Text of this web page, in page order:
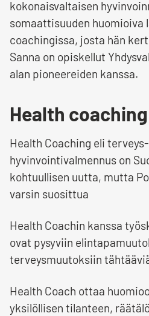
kokonaisvaltaisen
somaattisuuden huomioiva
coachingissa, josta hän
Sanna on opiskellut
alan pioneereiden kanssa.
Health coaching
Health Coaching eli
hyvinvointivalmennus on
kohtuullisen uutta, mutta
varsin suosittua
Health Coachin kanssa
ovat pysyviin
terveysmuutoksiin
Health Coach ottaa
yksilöllisen tilanteen,